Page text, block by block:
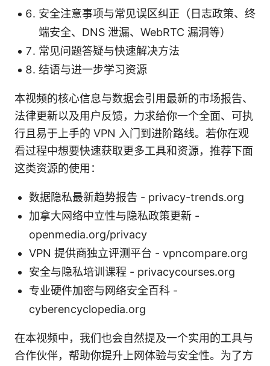
安全注意事项与常见误区纠正（日志政策、终
端安全、DNS 泄漏、WebRTC 漏洞等）
常见问题答疑与快速解决方法
结语与进一步学习资源
本视频的核心信息与数据会引用最新的市场报告、
法律更新以及用户反馈，力求给你一个全面、可执
行且易于上手的 VPN 入门到进阶路线。若你在观
看过程中想要快速获取更多工具和资源，推荐下面
这类资源的使用：
数据隐私最新趋势报告 - privacy-trends.org
加拿大网络中立性与隐私政策更新 -
openmedia.org/privacy
VPN 提供商独立评测平台 - vpncompare.org
安全与隐私培训课程 - privacycourses.org
专业硬件加密与网络安全百科 -
cyberencyclopedia.org
在本视频中，我们也会自然提及一个实用的工具与
合作伙伴，帮助你提升上网体验与安全性。为了方